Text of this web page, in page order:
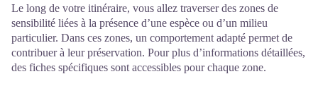
Le long de votre itinéraire, vous allez traverser des zones de
sensibilité liées à la présence d’une espèce ou d’un milieu
particulier. Dans ces zones, un comportement adapté permet de
contribuer à leur préservation. Pour plus d’informations détaillées,
des fiches spécifiques sont accessibles pour chaque zone.